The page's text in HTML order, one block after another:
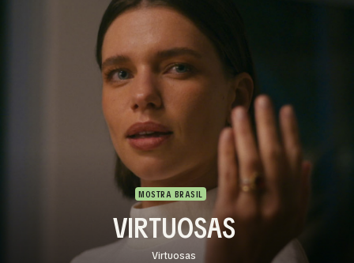
MOSTRA BRASIL
VIRTUOSAS
Virtuosas